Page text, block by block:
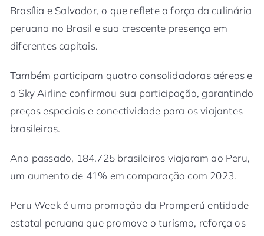
Brasília e Salvador, o que reflete a força da culinária
peruana no Brasil e sua crescente presença em
diferentes capitais.
Também participam quatro consolidadoras aéreas e
a Sky Airline confirmou sua participação, garantindo
preços especiais e conectividade para os viajantes
brasileiros.
Ano passado, 184.725 brasileiros viajaram ao Peru,
um aumento de 41% em comparação com 2023.
Peru Week é uma promoção da Promperú entidade
estatal peruana que promove o turismo, reforça os